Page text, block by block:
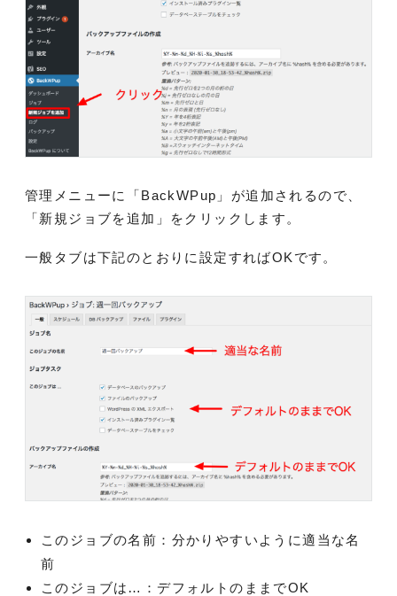
管理メニューに「BackWPup」が追加されるので、
「新規ジョブを追加」をクリックします。
一般タブは下記のとおりに設定すればOKです。
このジョブの名前：分かりやすいように適当な名
前
このジョブは…：デフォルトのままでOK